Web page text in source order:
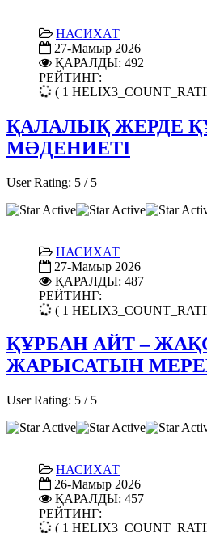
НАСИХАТ
27-Мамыр 2026
ҚАРАЛДЫ: 492
РЕЙТИНГ:
( 1
ҚАЛАЛЫҚ ЖЕРДЕ
МӘДЕНИЕТІ
User Rating: 5 / 5
НАСИХАТ
27-Мамыр 2026
ҚАРАЛДЫ: 487
РЕЙТИНГ:
( 1
ҚҰРБАН АЙТ –
ЖАРЫСАТЫН
User Rating: 5 / 5
НАСИХАТ
26-Мамыр 2026
ҚАРАЛДЫ: 457
РЕЙТИНГ:
( 1